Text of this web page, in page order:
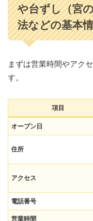
や台ずし（宮
法などの基本
まずは営業時間やアク
す。
項目
オープン日
住所
アクセス
電話番号
営業時間